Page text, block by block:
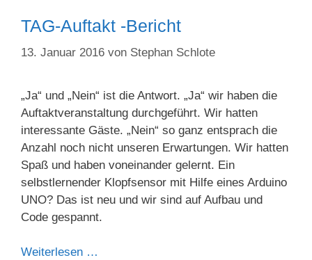
TAG-Auftakt -Bericht
13. Januar 2016 von Stephan Schlote
„Ja“ und „Nein“ ist die Antwort. „Ja“ wir haben die
Auftaktveranstaltung durchgeführt. Wir hatten
interessante Gäste. „Nein“ so ganz entsprach die
Anzahl noch nicht unseren Erwartungen. Wir hatten
Spaß und haben voneinander gelernt. Ein
selbstlernender Klopfsensor mit Hilfe eines Arduino
UNO? Das ist neu und wir sind auf Aufbau und
Code gespannt.
Weiterlesen …